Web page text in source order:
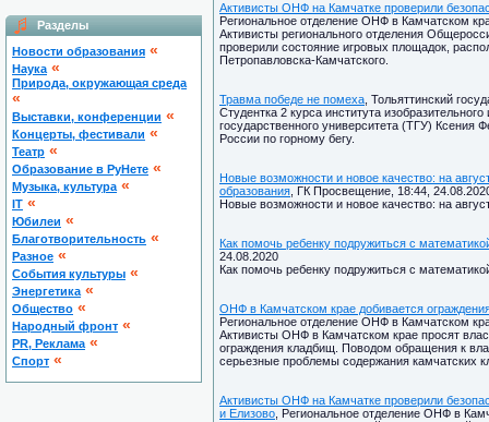
Разделы
Новости образования «
Наука «
Природа, окружающая среда
«
Выставки, конференции «
Концерты, фестивали «
Театр «
Образование в РуНете «
Музыка, культура «
IT «
Юбилеи «
Благотворительность «
Разное «
Cобытия культуры «
Энергетика «
Общество «
Народный фронт «
PR, Реклама «
Спорт «
Активисты ОНФ на Камчатке проверили
Региональное отделение ОНФ в Камчатском
Активисты регионального отделения
проверили состояние игровых площадок,
Петропавловска-Камчатского.
Травма победе не помеха , Тольяттинский
Студентка 2 курса института
государственного университета (ТГУ) Ксения
России по горному бегу.
Новые возможности и новое качество: на
образования , ГК Просвещение, 18:44,
Новые возможности и новое качество: на
Как помочь ребенку подружиться с
24.08.2020
Как помочь ребенку подружиться с
ОНФ в Камчатском крае добивается
Региональное отделение ОНФ в Камчатском
Активисты ОНФ в Камчатском крае просят
ограждения кладбищ. Поводом обращения к
серьезные проблемы содержания камчатских
Активисты ОНФ на Камчатке проверили
и Елизово , Региональное отделение ОНФ в